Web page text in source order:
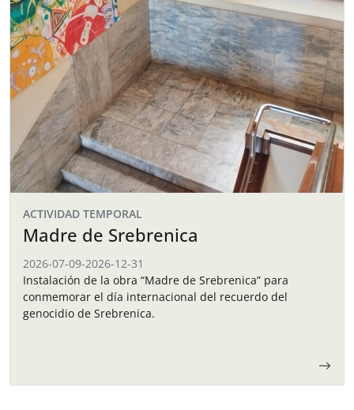
ACTIVIDAD TEMPORAL
Madre de Srebrenica
2026-07-09-2026-12-31
Instalación de la obra “Madre de Srebrenica” para
conmemorar el día internacional del recuerdo del
genocidio de Srebrenica.